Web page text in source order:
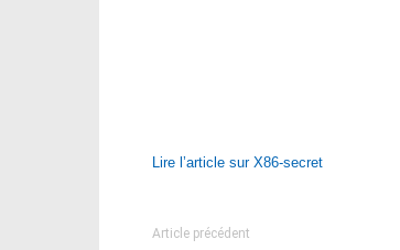
Lire l’article sur X86-secret
Article précédent